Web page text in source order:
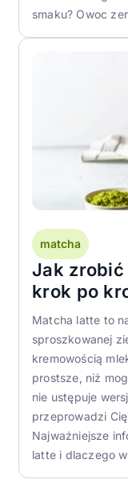
smaku? Owoc
matcha
Jak zrobić
krok po
Matcha latte to
sproszkowanej
kremowością
prostsze, niż
nie ustępuje
przeprowadzi
Najważniejsze
latte i dlaczego